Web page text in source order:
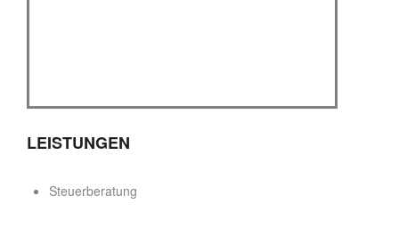
LEISTUNGEN
Steuerberatung